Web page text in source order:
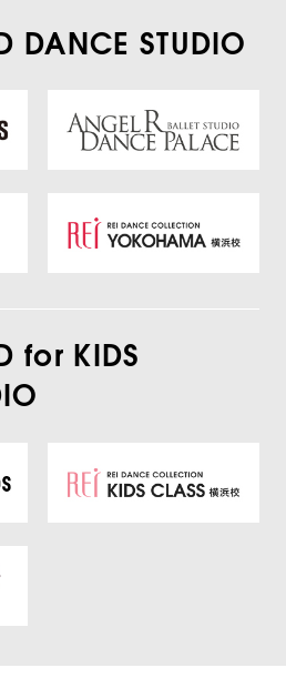
DANCE STUDIO
for KIDS